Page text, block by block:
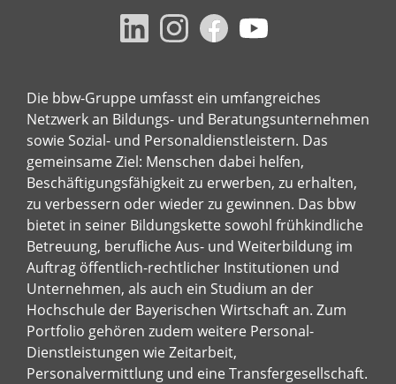
Die bbw-Gruppe umfasst ein umfangreiches
Netzwerk an Bildungs- und Beratungsunternehmen
sowie Sozial- und Personaldienstleistern. Das
gemeinsame Ziel: Menschen dabei helfen,
Beschäftigungsfähigkeit zu erwerben, zu erhalten,
zu verbessern oder wieder zu gewinnen. Das bbw
bietet in seiner Bildungskette sowohl frühkindliche
Betreuung, berufliche Aus- und Weiterbildung im
Auftrag öffentlich-rechtlicher Institutionen und
Unternehmen, als auch ein Studium an der
Hochschule der Bayerischen Wirtschaft an. Zum
Portfolio gehören zudem weitere Personal-
Dienstleistungen wie Zeitarbeit,
Personalvermittlung und eine Transfergesellschaft.